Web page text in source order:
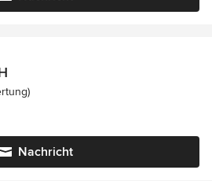
5 von 5 Sternen
Nachricht